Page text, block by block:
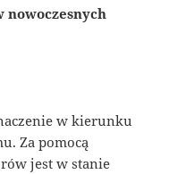
nowoczesnych
w kierunku
Za pomocą
jest w stanie